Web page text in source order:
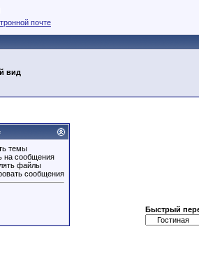
почте
вид
темы
на сообщения
файлы
сообщения
Быстрый